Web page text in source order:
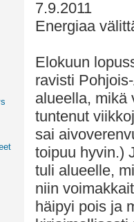
7.9.2011
Energiaa
Elokuun
ravisti
alueella, mikä
tuntenut
sai
toipuu hyvin.)
tuli alueelle,
niin
häipyi pois ja